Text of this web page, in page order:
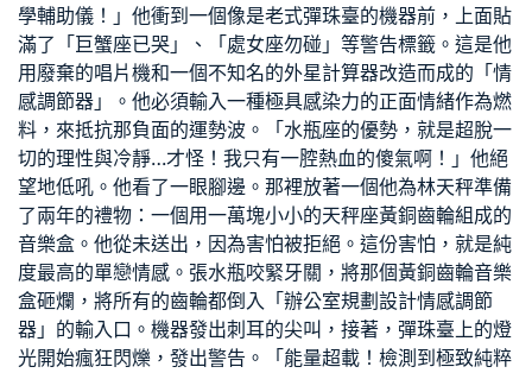
學輔助儀！」他衝到一個像是老式彈珠臺的機器前，上面貼
滿了「巨蟹座已哭」、「處女座勿碰」等警告標籤。這是他
用廢棄的唱片機和一個不知名的外星計算器改造而成的「情
感調節器」。他必須輸入一種極具感染力的正面情緒作為燃
料，來抵抗那負面的運勢波。「水瓶座的優勢，就是超脫一
切的理性與冷靜…才怪！我只有一腔熱血的傻氣啊！」他絕
望地低吼。他看了一眼腳邊。那裡放著一個他為林天秤準備
了兩年的禮物：一個用一萬塊小小的天秤座黃銅齒輪組成的
音樂盒。他從未送出，因為害怕被拒絕。這份害怕，就是純
度最高的單戀情感。張水瓶咬緊牙關，將那個黃銅齒輪音樂
盒砸爛，將所有的齒輪都倒入「辦公室規劃設計情感調節
器」的輸入口。機器發出刺耳的尖叫，接著，彈珠臺上的燈
光開始瘋狂閃爍，發出警告。「能量超載！檢測到極致純粹